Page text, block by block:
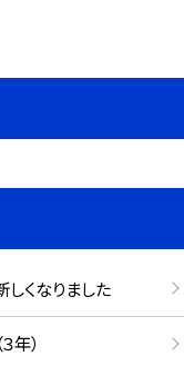
くなりました
年）